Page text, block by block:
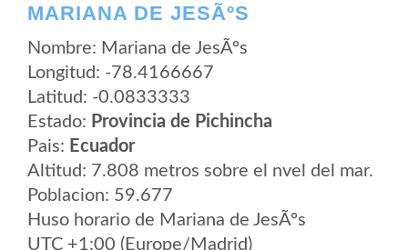
MARIANA DE JESÃºS
Nombre: Mariana de JesÃºs
Longitud: -78.4166667
Latitud: -0.0833333
Estado: Provincia de Pichincha
Pais: Ecuador
Altitud: 7.808 metros sobre el nvel del mar.
Poblacion: 59.677
Huso horario de Mariana de JesÃºs
UTC +1:00 (Europe/Madrid)